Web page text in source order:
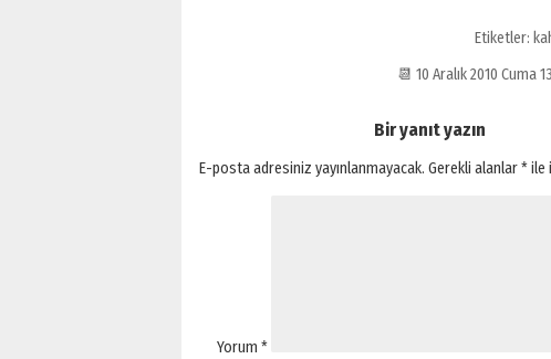
Etiketler:
📆 10 Aralık 2010
Bir yanıt yazın
E-posta adresiniz yayınlanmayacak. Gerekli alanlar*ile
Yorum *